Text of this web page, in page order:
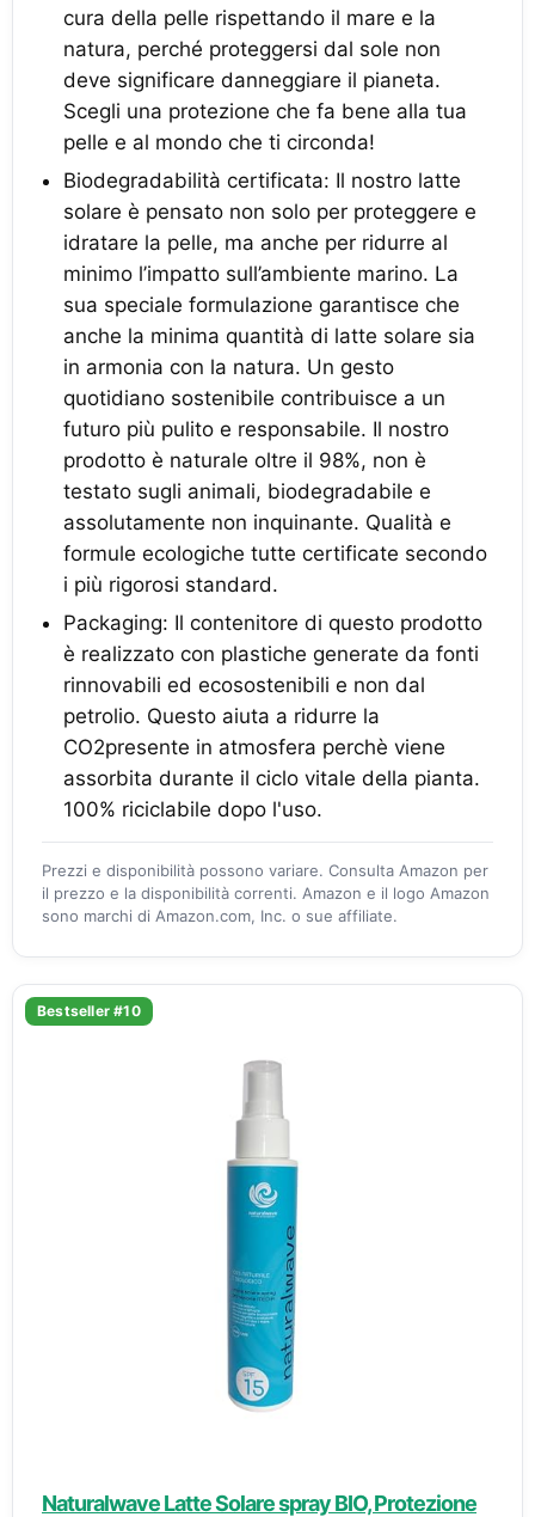
cura della pelle rispettando il mare e la
natura, perché proteggersi dal sole non
deve significare danneggiare il pianeta.
Scegli una protezione che fa bene alla tua
pelle e al mondo che ti circonda!
Biodegradabilità certificata: Il nostro latte
solare è pensato non solo per proteggere e
idratare la pelle, ma anche per ridurre al
minimo l’impatto sull’ambiente marino. La
sua speciale formulazione garantisce che
anche la minima quantità di latte solare sia
in armonia con la natura. Un gesto
quotidiano sostenibile contribuisce a un
futuro più pulito e responsabile. Il nostro
prodotto è naturale oltre il 98%, non è
testato sugli animali, biodegradabile e
assolutamente non inquinante. Qualità e
formule ecologiche tutte certificate secondo
i più rigorosi standard.
Packaging: Il contenitore di questo prodotto
è realizzato con plastiche generate da fonti
rinnovabili ed ecosostenibili e non dal
petrolio. Questo aiuta a ridurre la
CO2presente in atmosfera perchè viene
assorbita durante il ciclo vitale della pianta.
100% riciclabile dopo l'uso.
Prezzi e disponibilità possono variare. Consulta Amazon per
il prezzo e la disponibilità correnti. Amazon e il logo Amazon
sono marchi di Amazon.com, Inc. o sue affiliate.
Bestseller #10
Naturalwave Latte Solare spray BIO, Protezione